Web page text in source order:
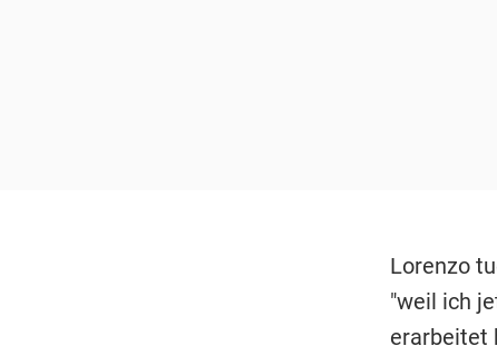
Lorenzo
"weil ich
erarbeitet